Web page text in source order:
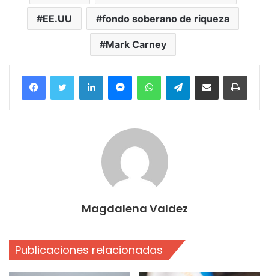
EE.UU fondo soberano de riqueza
Mark Carney
FacebookTwitter LinkedInMessengerWhatsAppTelegramCompartir por correo electrónico
Magdalena Valdez
Publicaciones relacionadas